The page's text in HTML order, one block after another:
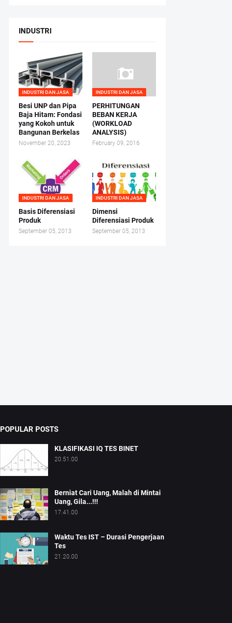
INDUSTRI
INDUSTRI DAN JASA
Besi UNP dan Pipa
Baja Hitam: Fondasi
yang Kokoh untuk
Bangunan Berkelas
November 20, 2023
INDUSTRI DAN JASA
PERHITUNGAN
BEBAN KERJA
(WORKLOAD
ANALYSIS)
February 09, 2016
INDUSTRI DAN JASA
Basis Diferensiasi
Produk
September 05, 2013
INDUSTRI DAN JASA
Dimensi
Diferensiasi Produk
September 05, 2013
POPULAR POSTS
KLASIFIKASI IQ TES BINET
20.51.00
Berniat Cari Uang, Malah di Mintai
Uang, Gila...!!!
17.41.00
Waktu Tes IST – Durasi Pengerjaan
Tes
21.20.00